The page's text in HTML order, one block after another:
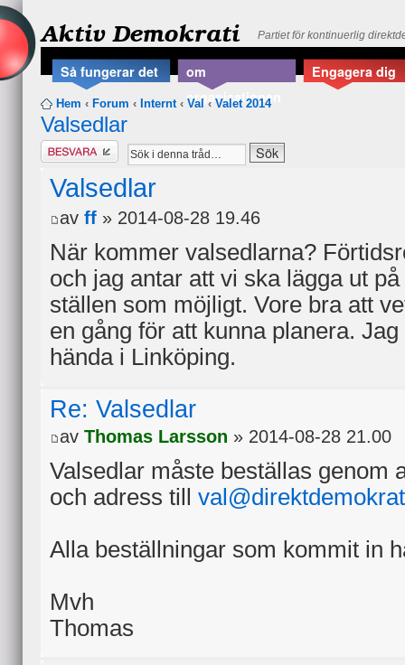
Aktiv Demokrati Partiet för kontinuerlig
Så fungerar det
om
organisationen
Engagera dig
Hem ‹ Forum ‹ Internt ‹ Val ‹ Valet 2014
Valsedlar
Besvara
Valsedlar
av ff » 2014-08-28 19.46
När kommer valsedlarna?
och jag antar att vi ska lägga ut
ställen som möjligt. Vore bra att
en gång för att kunna planera.
hända i Linköping.
Re: Valsedlar
av Thomas Larsson » 2014-08-28 21.00
Valsedlar måste beställas genom
och adress till
Alla beställningar som kommit in
Mvh
Thomas